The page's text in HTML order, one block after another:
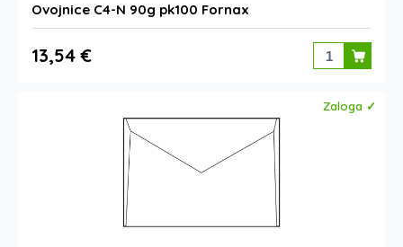
Ovojnice C4-N 90g pk100 Fornax
13,54 €
Zaloga ✓